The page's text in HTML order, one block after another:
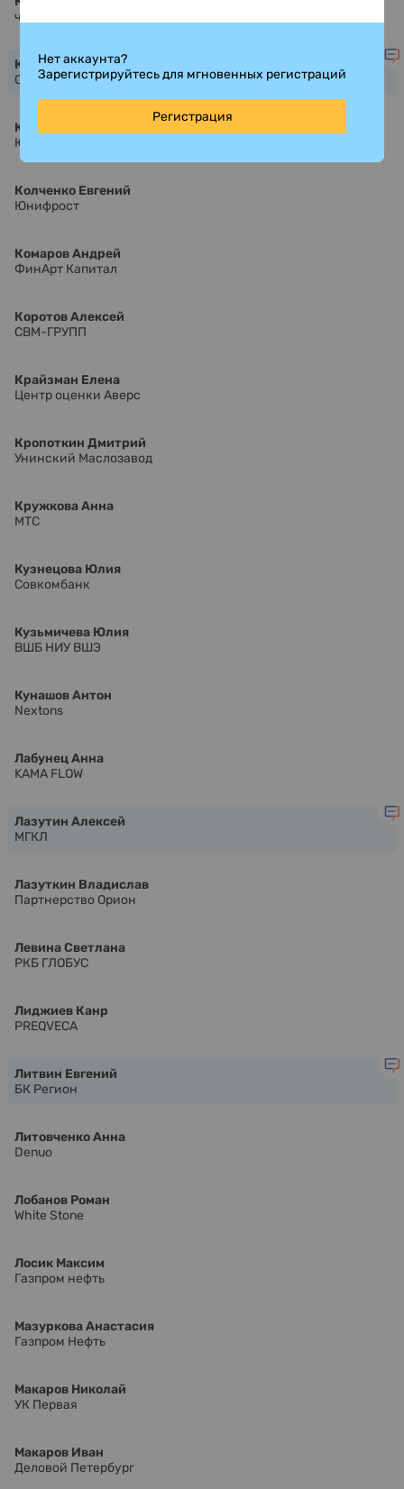
частное лицо
Козюпа Денис
Cbonds
Колченко Евгений
Юнифрост
Колченко Евгений
Юнифрост
Комаров Андрей
ФинАрт Капитал
Коротов Алексей
СВМ-ГРУПП
Крайзман Елена
Центр оценки Аверс
Кропоткин Дмитрий
Унинский Маслозавод
Кружкова Анна
МТС
Кузнецова Юлия
Совкомбанк
Кузьмичева Юлия
ВШБ НИУ ВШЭ
Кунашов Антон
Nextons
Лабунец Анна
KAMA FLOW
Лазутин Алексей
МГКЛ
Лазуткин Владислав
Партнерство Орион
Левина Светлана
РКБ ГЛОБУС
Лиджиев Канр
PREQVECA
Литвин Евгений
БК Регион
Литовченко Анна
Denuo
Лобанов Роман
White Stone
Лосик Максим
Газпром нефть
Мазуркова Анастасия
Газпром Нефть
Макаров Николай
УК Первая
Макаров Иван
Деловой Петербург
Нет аккаунта?
Зарегистрируйтесь для мгновенных регистраций
Регистрация